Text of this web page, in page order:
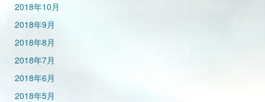
2018年10月
2018年9月
2018年8月
2018年7月
2018年6月
2018年5月